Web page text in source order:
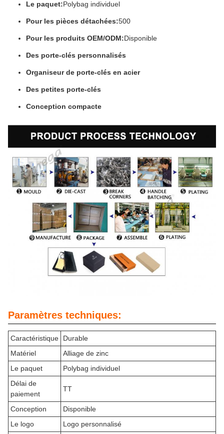
Le paquet:Polybag individuel
Pour les pièces détachées:500
Pour les produits OEM/ODM:Disponible
Des porte-clés personnalisés
Organiseur de porte-clés en acier
Des petites porte-clés
Conception compacte
Paramètres techniques:
Caractéristique
Durable
Matériel
Alliage de zinc
Le paquet
Polybag individuel
Délai de
paiement
TT
Conception
Disponible
Le logo
Logo personnalisé